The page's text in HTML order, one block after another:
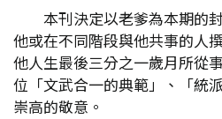
本刊決定以老爹為本期的
他或在不同階段與他共事的人
他人生最後三分之一歲月所從
位「文武合一的典範」、「統
崇高的敬意。